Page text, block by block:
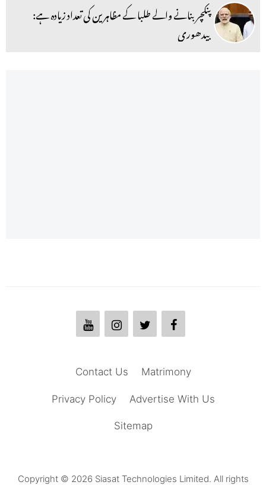
پنکچر بنانے والے طلبا کے مظاہرین کی تعداد زیادہ ہے:
بیدھوری
Matrimony
Contact Us
Advertise With Us
Privacy Policy
Sitemap
Copyright © 2026 Siasat Technologies Limited. All rights